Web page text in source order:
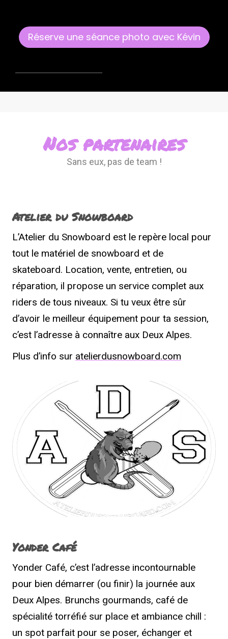
Réserve une séance photo avec Kévin
Nos partenaires
Sans eux, pas de team !
Atelier du Snowboard
L’Atelier du Snowboard est le repère local pour
tout le matériel de snowboard et de
skateboard. Location, vente, entretien, ou
réparation, il propose un service complet aux
riders de tous niveaux. Si tu veux être sûr
d’avoir le meilleur équipement pour ta session,
c’est l’adresse à connaître aux Deux Alpes.
Plus d’info sur atelierdusnowboard.com
Yonder Café
Yonder Café, c’est l’adresse incontournable
pour bien démarrer (ou finir) la journée aux
Deux Alpes. Brunchs gourmands, café de
spécialité torréfié sur place et ambiance chill :
un spot parfait pour se poser, échanger et